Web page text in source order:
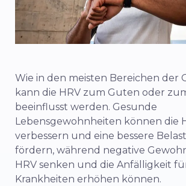
Wie in den meisten Bereichen der
kann die HRV zum Guten oder
beeinflusst werden. Gesunde
Lebensgewohnheiten können die
verbessern und eine bessere
fördern, während negative
HRV senken und die Anfälligkeit
Krankheiten erhöhen können.